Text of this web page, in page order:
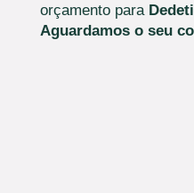
orçamento para
Aguardamos o seu